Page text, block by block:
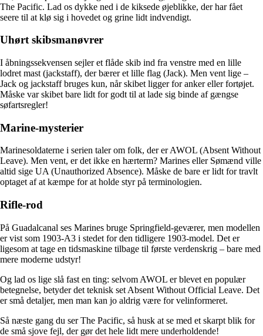
The Pacific. Lad os dykke ned i de kiksede øjeblikke, der har fået
seere til at klø sig i hovedet og grine lidt indvendigt.
Uhørt skibsmanøvrer
I åbningssekvensen sejler et flåde skib ind fra venstre med en lille
lodret mast (jackstaff), der bærer et lille flag (Jack). Men vent lige –
Jack og jackstaff bruges kun, når skibet ligger for anker eller fortøjet.
Måske var skibet bare lidt for godt til at lade sig binde af gængse
søfartsregler!
Marine-mysterier
Marinesoldaterne i serien taler om folk, der er AWOL (Absent Without
Leave). Men vent, er det ikke en hærterm? Marines eller Sømænd ville
altid sige UA (Unauthorized Absence). Måske de bare er lidt for travlt
optaget af at kæmpe for at holde styr på terminologien.
Rifle-rod
På Guadalcanal ses Marines bruge Springfield-geværer, men modellen
er vist som 1903-A3 i stedet for den tidligere 1903-model. Det er
ligesom at tage en tidsmaskine tilbage til første verdenskrig – bare med
mere moderne udstyr!
Og lad os lige slå fast en ting: selvom AWOL er blevet en populær
betegnelse, betyder det teknisk set Absent Without Official Leave. Det
er små detaljer, men man kan jo aldrig være for velinformeret.
Så næste gang du ser The Pacific, så husk at se med et skarpt blik for
de små sjove fejl, der gør det hele lidt mere underholdende!